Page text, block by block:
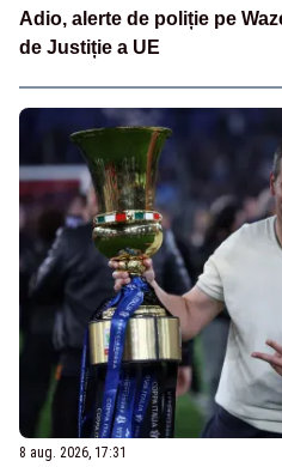
Adio, alerte de poliție pe
de Justiție a UE
8 aug. 2026, 17:31